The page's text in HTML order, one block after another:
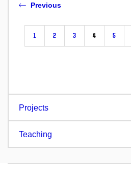
Previous
1 2 3 4 5
Projects
Teaching